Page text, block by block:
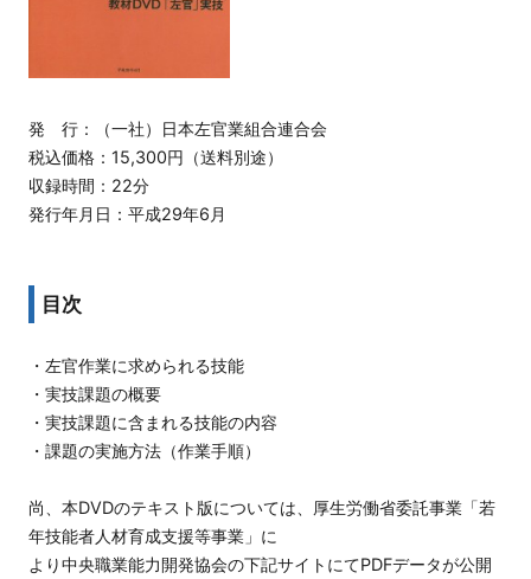
発 行：（一社）日本左官業組合連合会
税込価格：15,300円（送料別途）
収録時間：22分
発行年月日：平成29年6月
目次
・左官作業に求められる技能
・実技課題の概要
・実技課題に含まれる技能の内容
・課題の実施方法（作業手順）
尚、本DVDのテキスト版については、厚生労働省委託事業「若
年技能者人材育成支援等事業」に
より中央職業能力開発協会の下記サイトにてPDFデータが公開